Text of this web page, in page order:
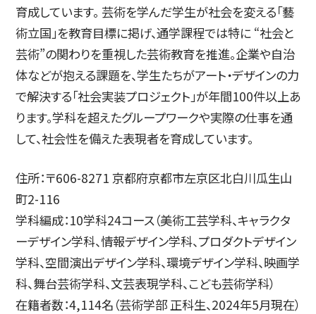
育成しています。 芸術を学んだ学生が社会を変える「藝
術立国」を教育目標に掲げ、通学課程では特に “社会と
芸術”の関わりを重視した芸術教育を推進。企業や自治
体などが抱える課題を、学生たちがアート・デザインの力
で解決する「社会実装プロジェクト」が年間100件以上あ
ります。学科を超えたグループワークや実際の仕事を通
して、社会性を備えた表現者を育成しています。
住所：〒606-8271 京都府京都市左京区北白川瓜生山
町2-116
学科編成：10学科24コース（美術工芸学科、キャラクタ
ーデザイン学科、情報デザイン学科、プロダクトデザイン
学科、空間演出デザイン学科、環境デザイン学科、映画学
科、舞台芸術学科、文芸表現学科、こども芸術学科）
在籍者数：4,114名（芸術学部 正科生、2024年5月現在）